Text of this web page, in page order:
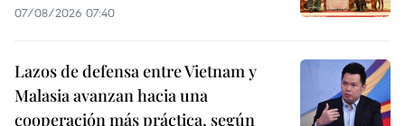
07/08/2026 07:40
Lazos de defensa entre Vietnam y
Malasia avanzan hacia una
cooperación más práctica, según